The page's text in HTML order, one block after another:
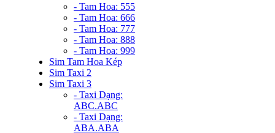
- Tam Hoa: 555
- Tam Hoa: 666
- Tam Hoa: 777
- Tam Hoa: 888
- Tam Hoa: 999
Sim Tam Hoa Kép
Sim Taxi 2
Sim Taxi 3
- Taxi Dạng:
ABC.ABC
- Taxi Dạng:
ABA.ABA